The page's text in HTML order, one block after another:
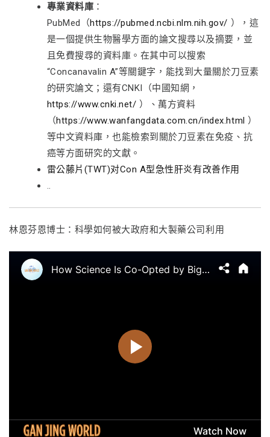
專業資料庫 ：
PubMed（https://pubmed.ncbi.nlm.nih.gov/ ），這
是一個提供生物醫學方面的論文搜尋以及摘要，並
且免費搜尋的資料庫。在其中可以搜索
“Concanavalin A”等關鍵字，能找到大量關於刀豆素
的研究論文；還有CNKI（中國知網，
https://www.cnki.net/ ）、萬方資料
（https://www.wanfangdata.com.cn/index.html ）
等中文資料庫，也能檢索到關於刀豆素在免疫、抗
癌等方面研究的文獻。
雷公藤片(TWT)对Con A型急性肝炎有改善作用
林恩芬恩博士：科學如何被大政府和大製藥公司利用